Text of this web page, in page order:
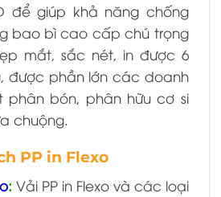
để giúp khả năng chống
bao bì cao cấp chú trọng
mắt, sắc nét, in được 6
được phần lớn các doanh
phân bón, phân hữu cơ si
chuộng.
PP in Flexo
: Vải PP in Flexo và các loại